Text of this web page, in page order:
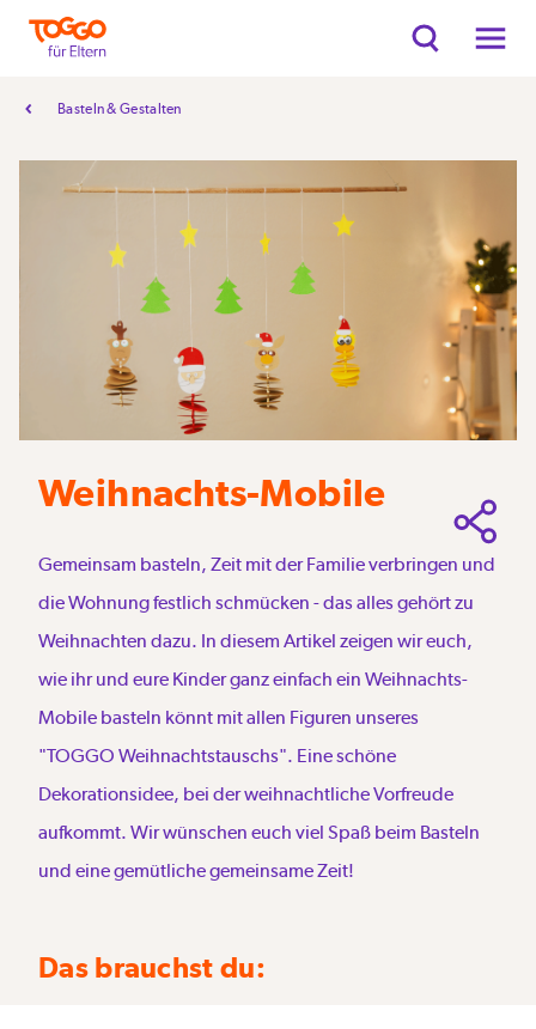
Basteln & Gestalten
Weihnachts-Mobile
Gemeinsam basteln, Zeit mit der Familie verbringen und
die Wohnung festlich schmücken - das alles gehört zu
Weihnachten dazu. In diesem Artikel zeigen wir euch,
wie ihr und eure Kinder ganz einfach ein Weihnachts-
Mobile basteln könnt mit allen Figuren unseres
"TOGGO Weihnachtstauschs". Eine schöne
Dekorationsidee, bei der weihnachtliche Vorfreude
aufkommt. Wir wünschen euch viel Spaß beim Basteln
und eine gemütliche gemeinsame Zeit!
Das brauchst du: